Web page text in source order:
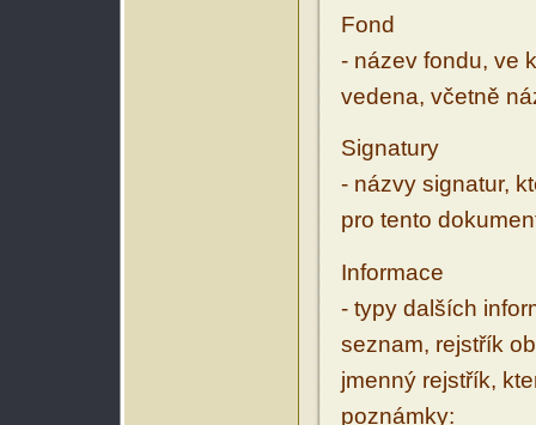
Fond
- název fondu, ve
vedena, včetně
Signatury
- názvy signatur,
pro tento
Informace
- typy dalších
seznam, rejstřík
jmenný rejstřík,
poznámky: